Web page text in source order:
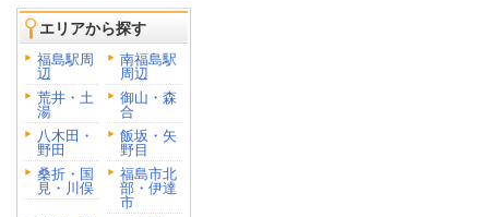
エリアから探す
福島駅周
辺
南福島駅
周辺
荒井・土
湯
御山・森
合
八木田・
野田
飯坂・矢
野目
桑折・国
見・川俣
福島市北
部・伊達
市